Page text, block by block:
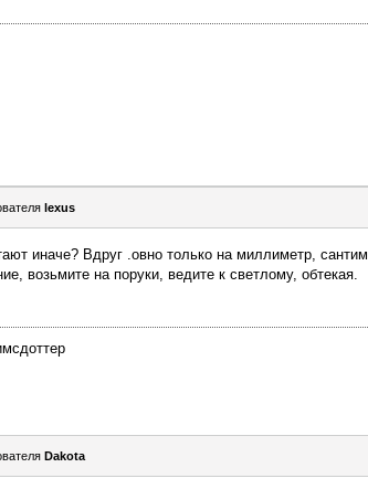
lexus
иначе? Вдруг .овно только на миллиметр,
возьмите на поруки, ведите к светлому, обтекая.
Dаkota